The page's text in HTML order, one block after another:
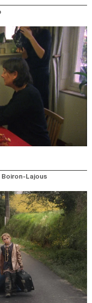
Boiron-Lajous